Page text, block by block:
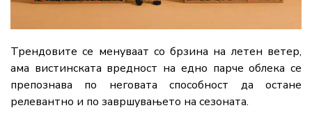
Трендовите се менуваат со брзина на летен ветер,
ама вистинската вредност на едно парче облека се
препознава по неговата способност да остане
релевантно и по завршувањето на сезоната.